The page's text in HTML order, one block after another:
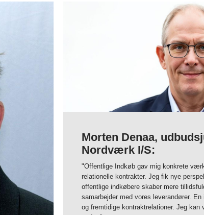
Morten Denaa,
Nordværk I/S:
"Offentlige Indkøb gav mig konkrete
relationelle kontrakter. Jeg fik nye
offentlige indkøbere skaber mere
samarbejder med vores leverandører.
og fremtidige kontraktrelationer. Jeg kan